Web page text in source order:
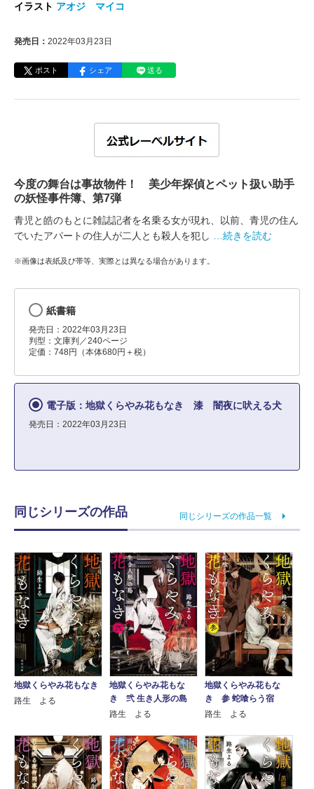
イラスト アオジ マイコ
発売日： 2022年03月23日
ポスト シェア 送る
今度の舞台は事故物件！ 美少年探偵とペット扱い助手
の妖怪事件簿、第7弾
青児と皓のもとに雑誌記者を名乗る女が現れ、以前、青児の住ん
でいたアパートの住人が二人とも殺人を犯し
…続きを読む
※画像は表紙及び帯等、実際とは異なる場合があります。
紙書籍
発売日：2022年03月23日
判型：文庫判／240ページ
定価：748円（本体680円＋税）
電子版：地獄くらやみ花もなき 漆 闇夜に吠える犬
発売日：2022年03月23日
同じシリーズの作品 同じシリーズの作品一覧
地獄くらやみ花もなき
路生 よる
地獄くらやみ花もな
き 弐 生き人形の島
路生 よる
地獄くらやみ花もな
き 参 蛇喰らう宿
路生 よる